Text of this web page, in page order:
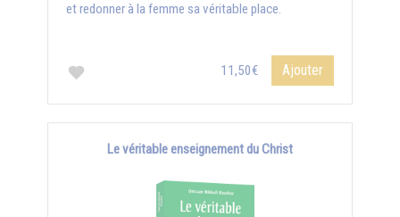
et redonner à la femme sa véritable place.
11,50€ Ajouter
Le véritable enseignement du Christ